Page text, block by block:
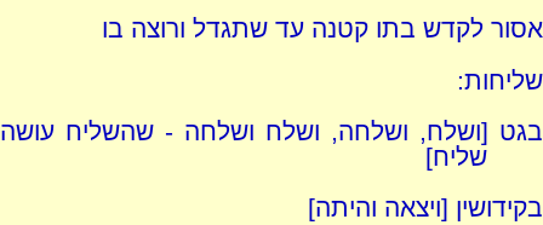
אסור לקדש בתו קטנה עד שתגדל ורוצה בו
שליחות:
בגט [ושלח, ושלחה, ושלח ושלחה - שהשליח עושה
שליח]
בקידושין [ויצאה והיתה]